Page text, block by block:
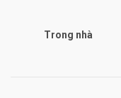
Trong nhà